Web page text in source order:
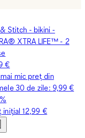
Stitch - bikini -
XTRA LIFE™ - 2
€
mic preț din
30 de zile: 9,99 €
inițial12,99 €